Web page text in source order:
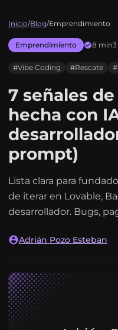
Inicio/Blog/Emprendimiento
Emprendimiento 8 min
#Vibe Coding #Rescate
7 señales
hecha con
prompt)
Lista clara para
de iterar en Lovable,
desarrollador. Bugs,
Adrián Pozo Esteban